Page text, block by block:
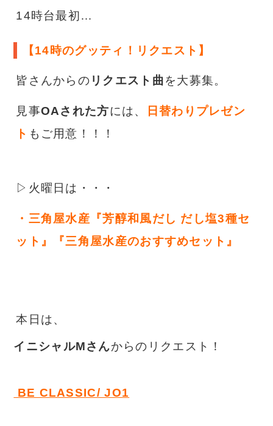
14時台最初…
【14時のグッティ！リクエスト】
皆さんからの リクエスト曲を大募集。
見事OAされた方には、
日替わりプレゼン
ト もご用意！！！
▷火曜日は・・・
・ 三角屋水産『芳醇和風だし だし塩3種セ
ット』『三角屋水産のおすすめセット』
本日は、
イニシャルMさんからのリクエスト！
BE CLASSIC/ JO1